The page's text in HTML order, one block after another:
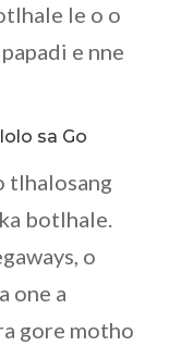
le o o
e nne
sa Go
tlhalosang
botlhale.
o
one a
gore motho